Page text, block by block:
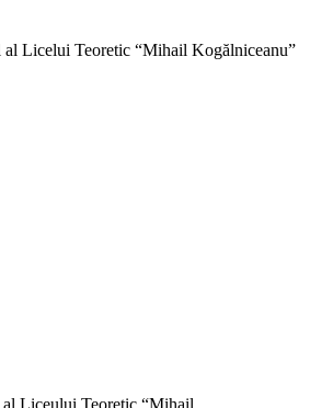
Licelui Teoretic “Mihail Kogălniceanu”